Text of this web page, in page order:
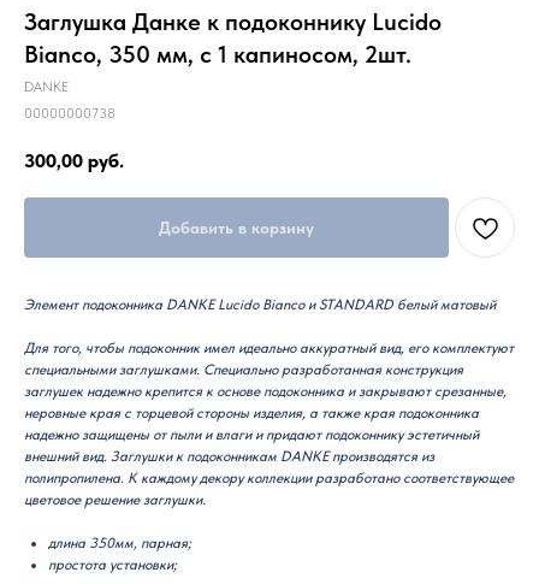
Заглушка Данке к подоконнику Lucido
Bianco, 350 мм, с 1 капиносом, 2шт.
DANKE
00000000738
300,00 руб.
Добавить в корзину
Элемент подоконника DANKE Lucido Bianco и STANDARD белый матовый
Для того, чтобы подоконник имел идеально аккуратный вид, его комплектуют
специальными заглушками. Специально разработанная конструкция
заглушек надежно крепится к основе подоконника и закрывают срезанные,
неровные края с торцевой стороны изделия, а также края подоконника
надежно защищены от пыли и влаги и придают подоконнику эстетичный
внешний вид. Заглушки к подоконникам DANKE производятся из
полипропилена. К каждому декору коллекции разработано соответствующее
цветовое решение заглушки.
длина 350мм, парная;
простота установки;